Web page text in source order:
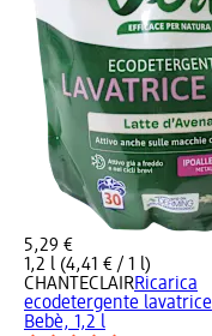
5,29 €
1,2 l (4,41 € / 1 l)
CHANTECLAIRRicarica
ecodetergente lavatrice
Bebè, 1,2 l